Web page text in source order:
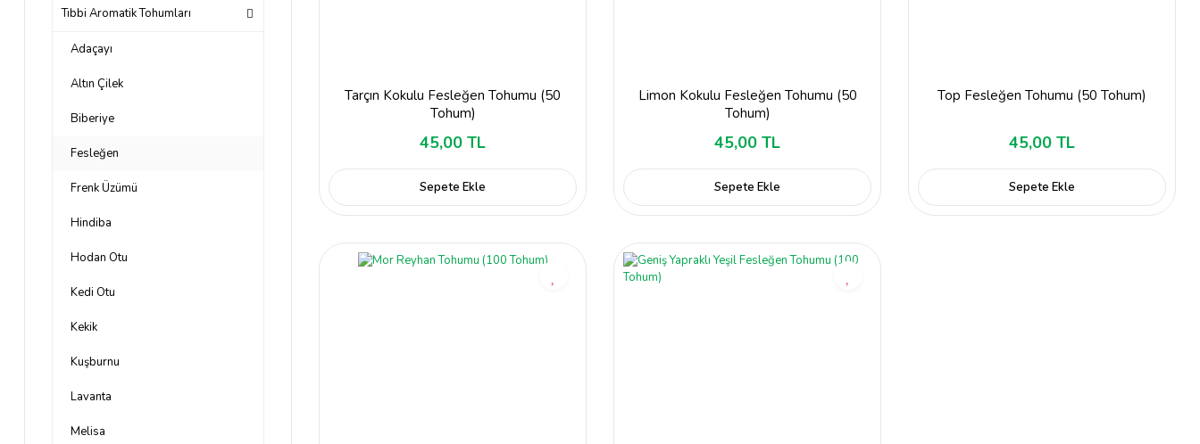
Tıbbi Aromatik Tohumları
Adaçayı
Altın Çilek
Biberiye
Fesleğen
Frenk Üzümü
Hindiba
Hodan Otu
Kedi Otu
Kekik
Kuşburnu
Lavanta
Melisa
Tarçın Kokulu Fesleğen Tohumu (50
Tohum)
45,00 TL
Sepete Ekle
Limon Kokulu Fesleğen Tohumu (50
Tohum)
45,00 TL
Sepete Ekle
Top Fesleğen Tohumu (50 Tohum)
45,00 TL
Sepete Ekle